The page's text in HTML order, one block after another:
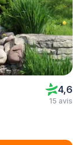
4,6
15 avis